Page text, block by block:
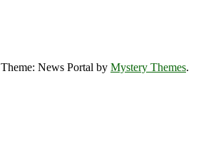
Theme: News Portal by Mystery Themes.